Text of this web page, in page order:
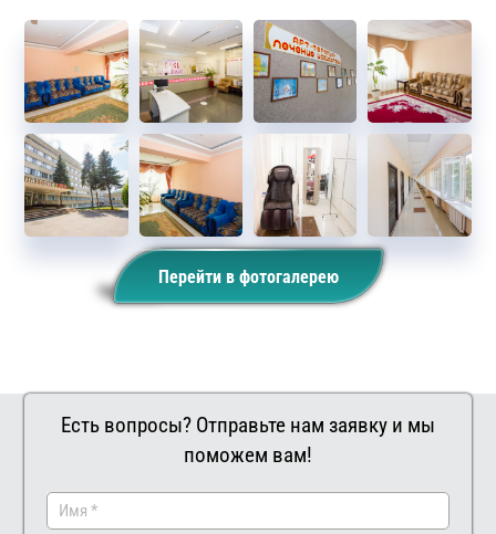
Перейти в фотогалерею
Есть вопросы? Отправьте нам заявку и мы
поможем вам!